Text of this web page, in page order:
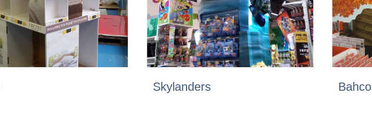
Skylanders Bahco